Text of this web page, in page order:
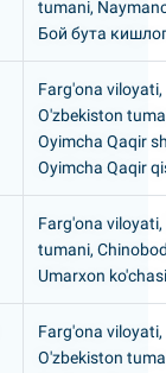
tumani,
Бой бута
Farg'ona viloyati,
O'zbekiston
Oyimcha Qaqir
Oyimcha Qaqir
Farg'ona
tumani,
Umarxon
Farg'ona viloyati,
O'zbekiston